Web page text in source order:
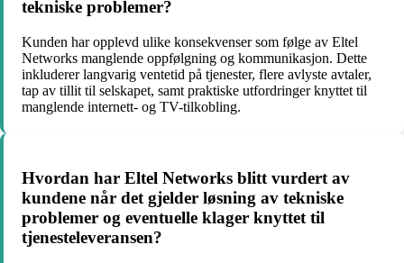
tekniske problemer?
Kunden har opplevd ulike konsekvenser som følge av Eltel
Networks manglende oppfølgning og kommunikasjon. Dette
inkluderer langvarig ventetid på tjenester, flere avlyste avtaler,
tap av tillit til selskapet, samt praktiske utfordringer knyttet til
manglende internett- og TV-tilkobling.
Hvordan har Eltel Networks blitt vurdert av
kundene når det gjelder løsning av tekniske
problemer og eventuelle klager knyttet til
tjenesteleveransen?